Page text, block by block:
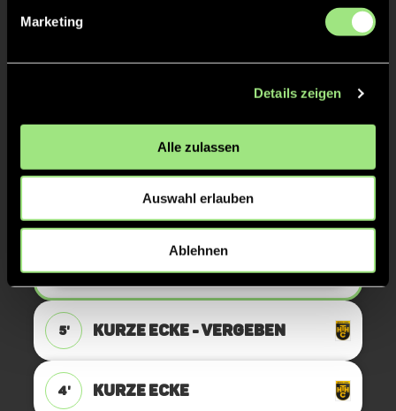
Marketing
Details zeigen
Alle zulassen
Auswahl erlauben
Ablehnen
7
7' TOR 1:1, FELDTOR
TessaS.
5' KURZE ECKE - VERGEBEN
4' KURZE ECKE